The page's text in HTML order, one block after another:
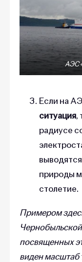
АЭС
Если на
ситуация,
радиусе
природы
столетие.
Примером
посвященных
виден масштаб